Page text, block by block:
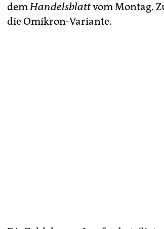
demHandelsblattvom Montag.
die Omikron-Variante.